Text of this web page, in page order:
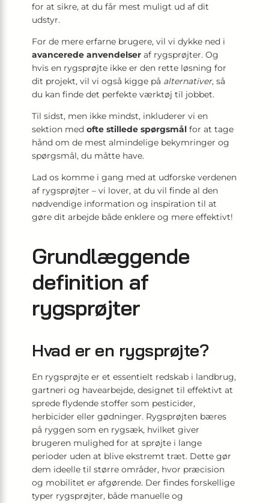
for at sikre, at du får mest muligt ud af dit
udstyr.
For de mere erfarne brugere, vil vi dykke ned i
avancerede anvendelser af rygsprøjter. Og
hvis en rygsprøjte ikke er den rette løsning for
dit projekt, vil vi også kigge på alternativer, så
du kan finde det perfekte værktøj til jobbet.
Til sidst, men ikke mindst, inkluderer vi en
sektion med ofte stillede spørgsmål for at tage
hånd om de mest almindelige bekymringer og
spørgsmål, du måtte have.
Lad os komme i gang med at udforske verdenen
af rygsprøjter – vi lover, at du vil finde al den
nødvendige information og inspiration til at
gøre dit arbejde både enklere og mere effektivt!
Grundlæggende
definition af
rygsprøjter
Hvad er en rygsprøjte?
En rygsprøjte er et essentielt redskab i landbrug,
gartneri og havearbejde, designet til effektivt at
sprede flydende stoffer som pesticider,
herbicider eller gødninger. Rygsprøjten bæres
på ryggen som en rygsæk, hvilket giver
brugeren mulighed for at sprøjte i lange
perioder uden at blive ekstremt træt. Dette gør
dem ideelle til større områder, hvor præcision
og mobilitet er afgørende. Der findes forskellige
typer rygsprøjter, både manuelle og